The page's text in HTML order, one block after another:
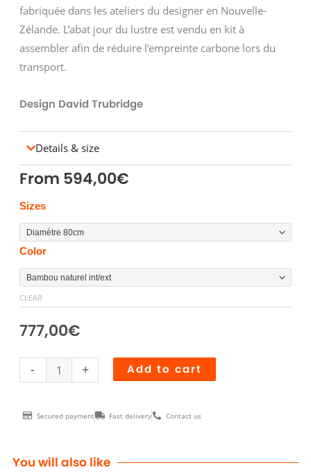
fabriquée dans les ateliers du designer en Nouvelle-
Zélande. L’abat jour du lustre est vendu en kit à
assembler afin de réduire l’empreinte carbone lors du
transport.
Design David Trubridge
Details & size
From 594,00€
Sizes
Color
CLEAR
777,00€
-
CORAL
ABAT
JOUR
+ Add to cart
Secured payment Fast delivery Contact us
You will also like